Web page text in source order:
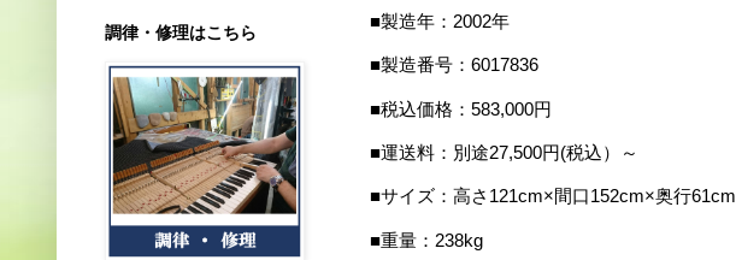
■製造年：2002年
■製造番号：6017836
■税込価格：583,000円
■運送料：別途27,500円(税込）～
■サイズ：高さ121cm×間口152cm×奥行61cm
■重量：238kg
調律・修理はこちら